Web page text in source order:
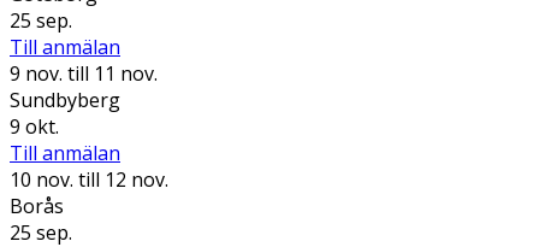
25 sep.
Till anmälan
9 nov. till 11 nov.
Sundbyberg
9 okt.
Till anmälan
10 nov. till 12 nov.
Borås
25 sep.